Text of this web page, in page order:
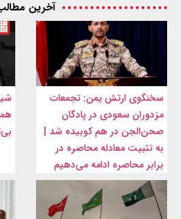
آخرین
سخنگوی ارتش یمن: تجمعات
مزدوران سعودی در پادگان
صحن‌الجن در هم کوبیده شد |
به تثبیت معادله محاصره در
برابر محاصره ادامه می‌دهیم